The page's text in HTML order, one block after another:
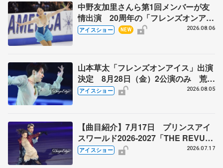
中野友加里さんら第1回メンバーが友
情出演 20周年の「フレンズオンアイ
ス」 宮本賢二さん、有川梨絵さん、
アイスショー NEW 2026.08.06
山本草太「フレンズオンアイス」出演
決定 8月28日（金）2公演のみ 荒川
静香さんプロデュース、20周年のアイ
アイスショー 2026.08.05
【曲目紹介】7月17日 プリンスアイ
スワールド2026-2027「THE REVUE
ON ICE」横浜公演
アイスショー 2026.07.17